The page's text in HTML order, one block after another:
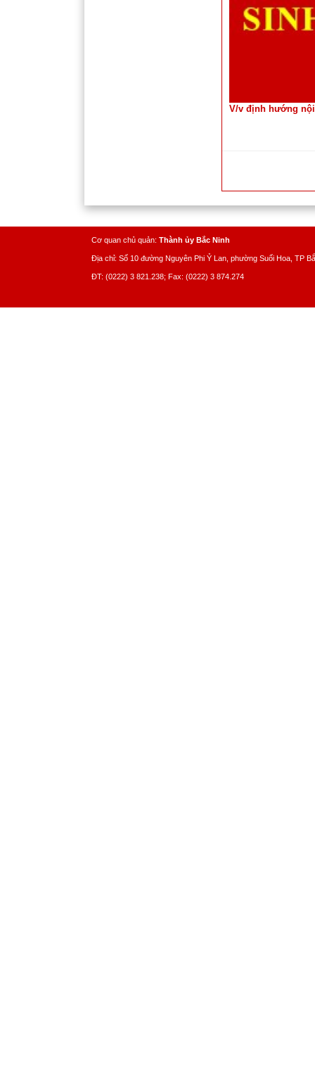
V/v định hướng
Cơ quan chủ quản: Thành ủy Bắc Ninh
Địa chỉ: Số 10 đường Nguyên Phi Ỷ Lan, phường Suối Hoa, TP
ĐT: (0222) 3 821.238; Fax: (0222) 3 874.274